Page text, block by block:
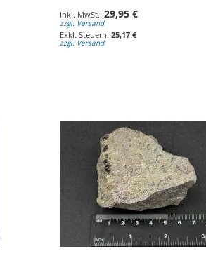
29,95 €
zzgl. Versand
25,17 €
zzgl. Versand